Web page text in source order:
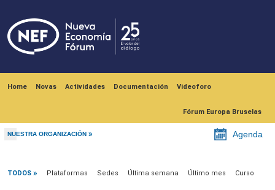
Home Novas Actividades Documentación Videoforo
Fórum Europa Bruselas
NUESTRA ORGANIZACIÓN Agenda
TODOS Plataformas Sedes Última semana Último mes Curso